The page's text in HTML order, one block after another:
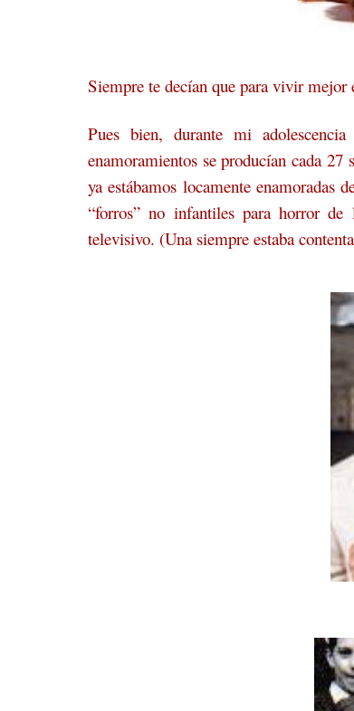
Siempre te decían que para vivir mejor
Pues bien, durante mi
enamoramientos se producían cada
ya estábamos locamente
“forros” no infantiles para horror
televisivo. (Una siempre estaba